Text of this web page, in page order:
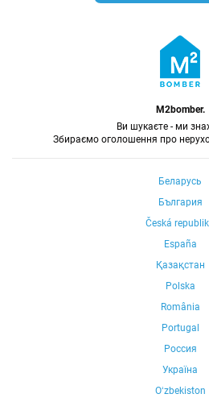
M2bomber.
Ви шукаєте - ми
Збираємо оголошення про
Беларусь
България
Česká
España
Қазақстан
Polska
România
Portugal
Россия
Україна
Oʻzbekiston